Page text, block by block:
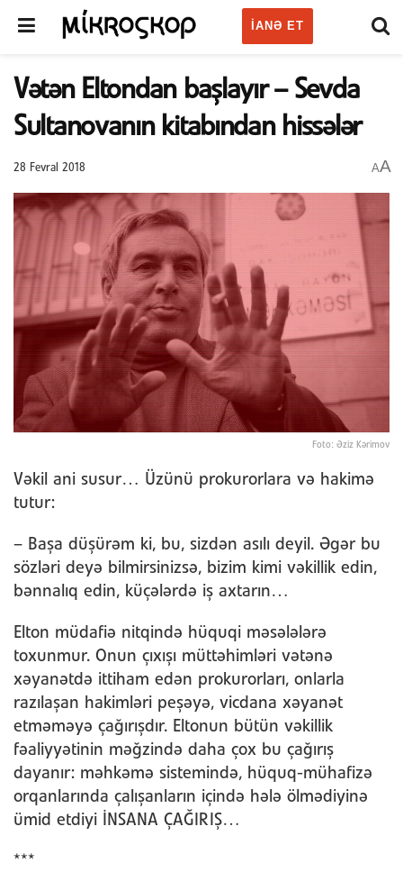
IANƏ ET
Vətən Eltondan başlayır – Sevda
Sultanovanın kitabından hissələr
28 Fevral 2018 AA
Foto: Əziz Kərimov
Vəkil ani susur… Üzünü prokurorlara və hakimə
tutur:
– Başa düşürəm ki, bu, sizdən asılı deyil. Əgər bu
sözləri deyə bilmirsinizsə, bizim kimi vəkillik edin,
bənnalıq edin, küçələrdə iş axtarın…
Elton müdafiə nitqində hüquqi məsələlərə
toxunmur. Onun çıxışı müttəhimləri vətənə
xəyanətdə ittiham edən prokurorları, onlarla
razılaşan hakimləri peşəyə, vicdana xəyanət
etməməyə çağırışdır. Eltonun bütün vəkillik
fəaliyyətinin məğzində daha çox bu çağırış
dayanır: məhkəmə sistemində, hüquq-mühafizə
orqanlarında çalışanların içində hələ ölmədiyinə
ümid etdiyi İNSANA ÇAĞIRIŞ…
***